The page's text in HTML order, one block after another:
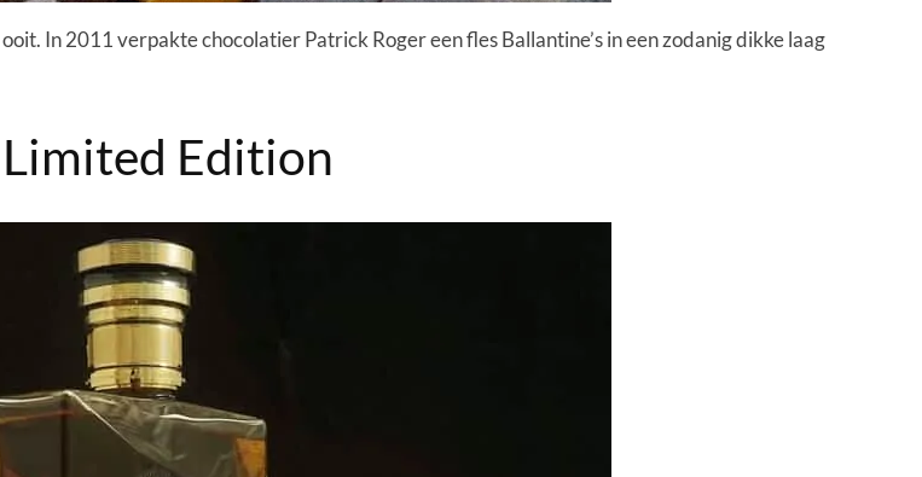
In 2011 verpakte chocolatier Patrick Roger een fles Ballantine’s in een zodanig dikke laag
Edition